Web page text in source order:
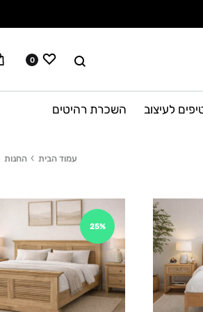
לחפש ווישליסט
0
לעיצוב השכרת רהיטים
עמוד הבית החנות
25%